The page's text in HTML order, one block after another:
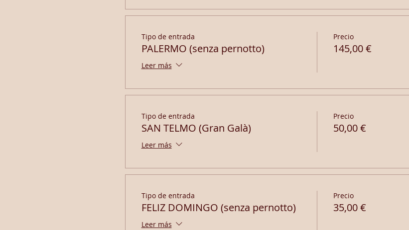
Tipo de entrada
PALERMO (senza pernotto)
Leer más
Precio
145,00 €
Tipo de entrada
SAN TELMO (Gran Galà)
Leer más
Precio
50,00 €
Tipo de entrada
FELIZ DOMINGO (senza pernotto)
Leer más
Precio
35,00 €